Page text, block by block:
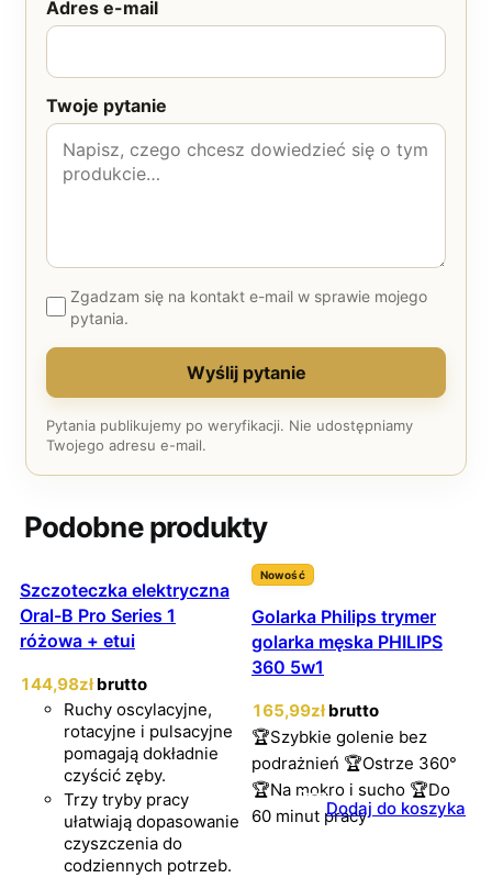
Adres e-mail
Twoje pytanie
Zgadzam się na kontakt e-mail w sprawie mojego
pytania.
Wyślij pytanie
Pytania publikujemy po weryfikacji. Nie udostępniamy
Twojego adresu e-mail.
Podobne produkty
Szczoteczka elektryczna
Oral-B Pro Series 1
różowa + etui
144,98zł brutto
Ruchy oscylacyjne,
rotacyjne i pulsacyjne
pomagają dokładnie
czyścić zęby.
Trzy tryby pracy
ułatwiają dopasowanie
czyszczenia do
codziennych potrzeb.
Nowość
Golarka Philips trymer
golarka męska PHILIPS
360 5w1
165,99zł brutto
🏆Szybkie golenie bez
podrażnień 🏆Ostrze 360°
🏆Na mokro i sucho 🏆Do
60 minut pracyDodaj do koszyka